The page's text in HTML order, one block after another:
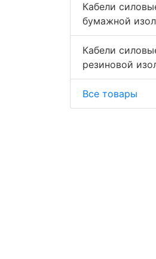
Кабели
бумажной
Кабели
резиновой
Все товары